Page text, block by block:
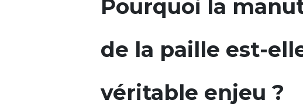
Pourquoi la
de la paille est-
véritable enjeu ?